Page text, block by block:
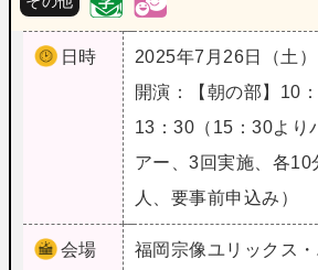
日時
2025年7月26日（土）
開演：【朝の部】10
13：30（15：30より
アー、3回実施、各10
人、要事前申込み）
会場 福岡 宗像ユリックス